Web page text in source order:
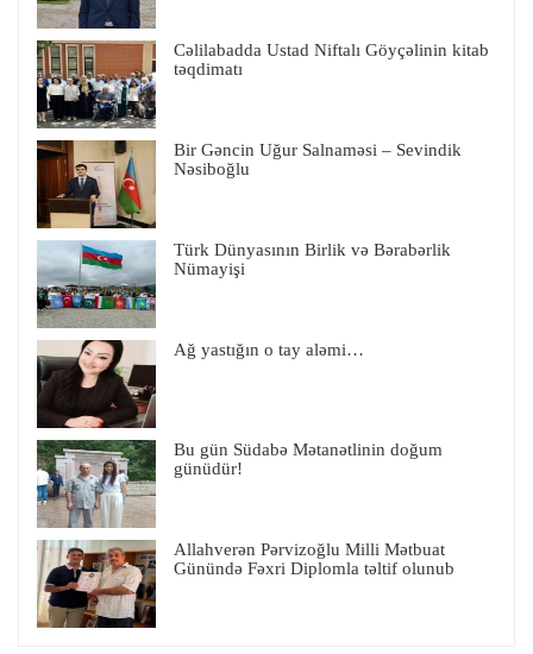
Cəlilabadda Ustad Niftalı Göyçəlinin kitab
təqdimatı
Bir Gəncin Uğur Salnaməsi – Sevindik
Nəsiboğlu
Türk Dünyasının Birlik və Bərabərlik
Nümayişi
Ağ yastığın o tay aləmi…
Bu gün Südabə Mətanətlinin doğum
günüdür!
Allahverən Pərvizoğlu Milli Mətbuat
Günündə Fəxri Diplomla təltif olunub